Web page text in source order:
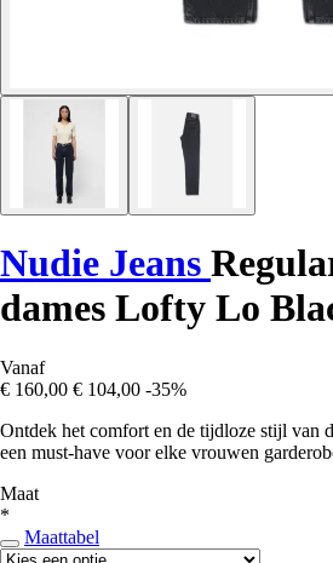
Nudie Jeans
dames Lofty Lo
Vanaf
€ 160,00 € 104,00 -35%
Ontdek het comfort en de tijdloze stijl van
een must-have voor elke vrouwen
Maat
*
Maattabel